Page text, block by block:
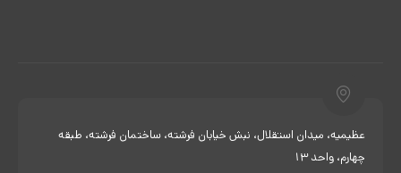
عظیمیه، میدان استقلال، نبش خیابان فرشته، ساختمان فرشته، طبقه
چهارم، واحد 13